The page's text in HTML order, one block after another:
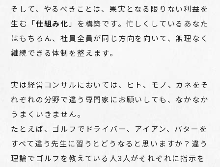
そして、やるべきことは、果実となる限りない利益を
生む「仕組み化 」を構築です。忙しくしているあなた
はもちろん、社員全員が同じ方向を向いて、無理なく
継続できる体制を整えます。
実は経営コンサルにおいては、ヒト、モノ、カネをそ
れぞれの分野で違う専門家にお願いしても、なかなか
うまくいきません。
たとえば、ゴルフでドライバー、アイアン、パターを
すべて違う先生に習うとどうなると思いますか？違う
理論でゴルフを教えている人3人がそれぞれに指示を